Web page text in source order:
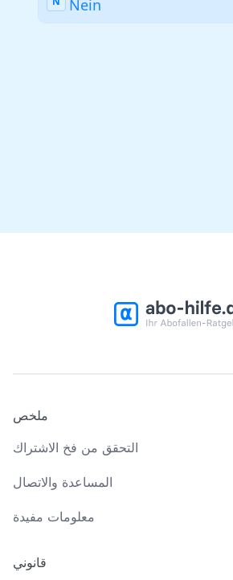
ملخص
التحقق من فخ الاشتراك
المساعدة والاتصال
معلومات مفيدة
قانوني